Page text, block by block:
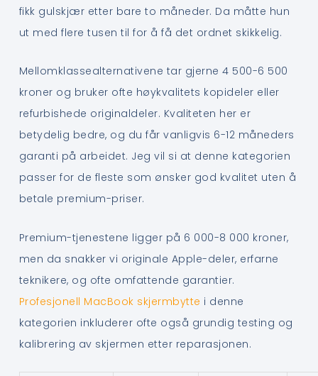
fikk gulskjær etter bare to måneder. Da måtte hun
ut med flere tusen til for å få det ordnet skikkelig.
Mellomklassealternativene tar gjerne 4 500-6 500
kroner og bruker ofte høykvalitets kopideler eller
refurbishede originaldeler. Kvaliteten her er
betydelig bedre, og du får vanligvis 6-12 måneders
garanti på arbeidet. Jeg vil si at denne kategorien
passer for de fleste som ønsker god kvalitet uten å
betale premium-priser.
Premium-tjenestene ligger på 6 000-8 000 kroner,
men da snakker vi originale Apple-deler, erfarne
teknikere, og ofte omfattende garantier.
Profesjonell MacBook skjermbytte i denne
kategorien inkluderer ofte også grundig testing og
kalibrering av skjermen etter reparasjonen.